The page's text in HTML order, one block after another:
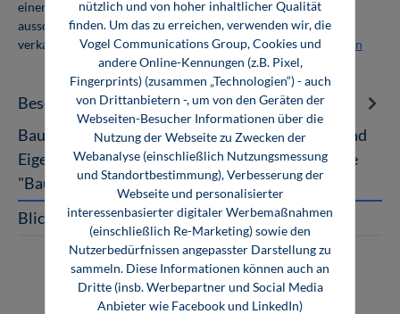
einer Abnahmemenge von 10 Exemplaren. Die Bücher dürfen
ausschließlich für den Eigenbedarf genutzt und nicht weiter
verkauft werden. Weitere Informationen unterFirmenlizenzen
Beschreibung
Baustoffkunde Aufbau und Technologie, Arten und
Eigenschaften, Anwendung und Verarbeitung Die
"Baustoffkunde" ist das bewähr…Mehr
Blick ins Buch
nützlich und von hoher inhaltlicher Qualität
finden. Um das zu erreichen, verwenden wir, die
Vogel Communications Group, Cookies und
andere Online-Kennungen (z.B. Pixel,
Fingerprints) (zusammen „Technologien“) - auch
von Drittanbietern -, um von den Geräten der
Webseiten-Besucher Informationen über die
Nutzung der Webseite zu Zwecken der
Webanalyse (einschließlich Nutzungsmessung
und Standortbestimmung), Verbesserung der
Webseite und personalisierter
interessenbasierter digitaler Werbemaßnahmen
(einschließlich Re-Marketing) sowie den
Nutzerbedürfnissen angepasster Darstellung zu
sammeln. Diese Informationen können auch an
Dritte (insb. Werbepartner und Social Media
Anbieter wie Facebook und LinkedIn)